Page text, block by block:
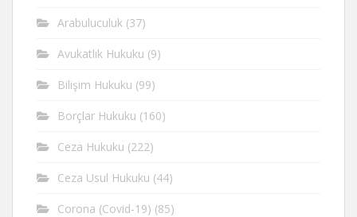
Arabuluculuk (37)
Avukatlık Hukuku (9)
Bilişim Hukuku (99)
Borçlar Hukuku (160)
Ceza Hukuku (222)
Ceza Usul Hukuku (44)
Corona (Covid-19) (85)